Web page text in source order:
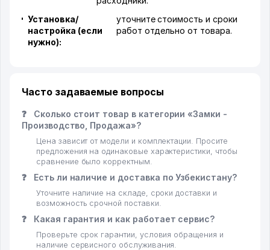
Установка/
настройка (если
нужно):
уточните стоимость и сроки
работ отдельно от товара.
Часто задаваемые вопросы
❓
Сколько стоит товар в категории «Замки -
Производство, Продажа»?
Цена зависит от модели и комплектации. Просите
предложения на одинаковые характеристики, чтобы
сравнение было корректным.
❓ Есть ли наличие и доставка по Узбекистану?
Уточните наличие на складе, сроки доставки и
возможность срочной поставки.
❓ Какая гарантия и как работает сервис?
Проверьте срок гарантии, условия обращения и
наличие сервисного обслуживания.